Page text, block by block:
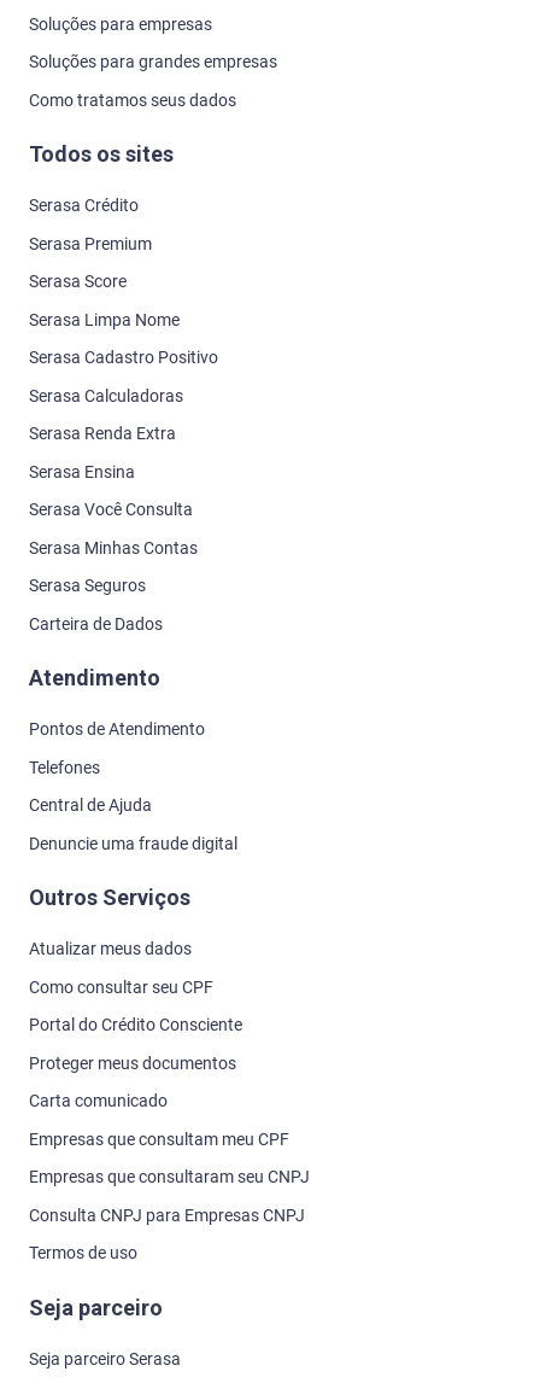
Soluções para empresas
Soluções para grandes empresas
Como tratamos seus dados
Todos os sites
Serasa Crédito
Serasa Premium
Serasa Score
Serasa Limpa Nome
Serasa Cadastro Positivo
Serasa Calculadoras
Serasa Renda Extra
Serasa Ensina
Serasa Você Consulta
Serasa Minhas Contas
Serasa Seguros
Carteira de Dados
Atendimento
Pontos de Atendimento
Telefones
Central de Ajuda
Denuncie uma fraude digital
Outros Serviços
Atualizar meus dados
Como consultar seu CPF
Portal do Crédito Consciente
Proteger meus documentos
Carta comunicado
Empresas que consultam meu CPF
Empresas que consultaram seu CNPJ
Consulta CNPJ para Empresas CNPJ
Termos de uso
Seja parceiro
Seja parceiro Serasa